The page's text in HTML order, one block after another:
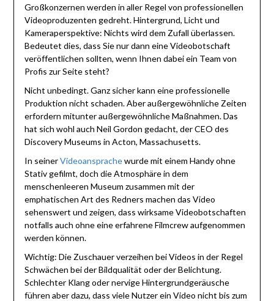
Großkonzernen werden in aller Regel von professionellen
Videoproduzenten gedreht. Hintergrund, Licht und
Kameraperspektive: Nichts wird dem Zufall überlassen.
Bedeutet dies, dass Sie nur dann eine Videobotschaft
veröffentlichen sollten, wenn Ihnen dabei ein Team von
Profis zur Seite steht?
Nicht unbedingt. Ganz sicher kann eine professionelle
Produktion nicht schaden. Aber außergewöhnliche Zeiten
erfordern mitunter außergewöhnliche Maßnahmen. Das
hat sich wohl auch Neil Gordon gedacht, der CEO des
Discovery Museums in Acton, Massachusetts.
In seinerVideoansprachewurde mit einem Handy ohne
Stativ gefilmt, doch die Atmosphäre in dem
menschenleeren Museum zusammen mit der
emphatischen Art des Redners machen das Video
sehenswert und zeigen, dass wirksame Videobotschaften
notfalls auch ohne eine erfahrene Filmcrew aufgenommen
werden können.
Wichtig: Die Zuschauer verzeihen bei Videos in der Regel
Schwächen bei der Bildqualität oder der Belichtung.
Schlechter Klang oder nervige Hintergrundgeräusche
führen aber dazu, dass viele Nutzer ein Video nicht bis zum